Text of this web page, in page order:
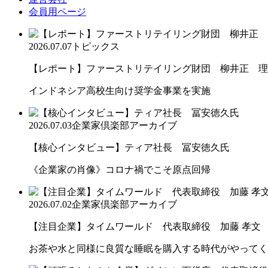
会員用ページ
2026.07.07 トピックス
【レポート】ファーストリテイリング財団 柳井正
インドネシア高校生向け奨学金事業を実施
2026.07.03企業家倶楽部アーカイブ
【核心インタビュー】ティア社長 冨安徳久氏
《企業家の肖像》コロナ禍でこそ原点回帰
2026.07.02企業家倶楽部アーカイブ
【注目企業】タイムワールド 代表取締役 加藤 孝文
お茶や水と同様に良質な睡眠を購入する時代がやって